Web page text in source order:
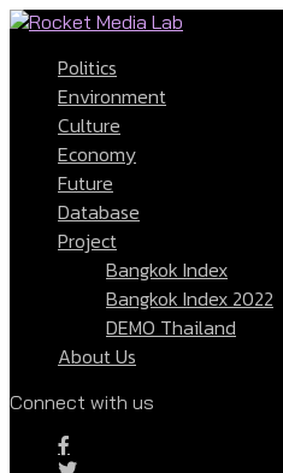
Politics
Environment
Culture
Economy
Future
Database
Project
Bangkok Index
Bangkok Index 2022
DEMO Thailand
About Us
Connect with us